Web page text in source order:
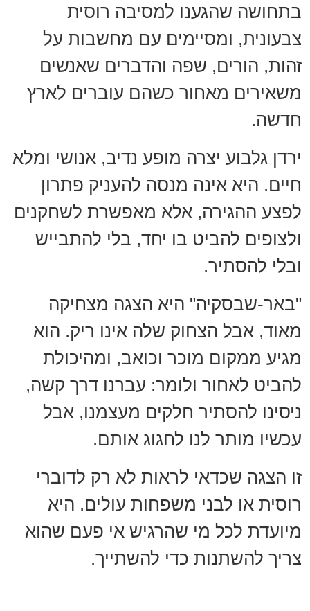
בתחושה שהגענו למסיבה רוסית
צבעונית, ומסיימים עם מחשבות על
זהות, הורים, שפה והדברים שאנשים
משאירים מאחור כשהם עוברים לארץ
חדשה.
ירדן גלבוע יצרה מופע נדיב, אנושי ומלא
חיים. היא אינה מנסה להעניק פתרון
לפצע ההגירה, אלא מאפשרת לשחקנים
ולצופים להביט בו יחד, בלי להתבייש
ובלי להסתיר.
"באר-שבסקיה" היא הצגה מצחיקה
מאוד, אבל הצחוק שלה אינו ריק. הוא
מגיע ממקום מוכר וכואב, ומהיכולת
להביט לאחור ולומר: עברנו דרך קשה,
ניסינו להסתיר חלקים מעצמנו, אבל
עכשיו מותר לנו לחגוג אותם.
זו הצגה שכדאי לראות לא רק לדוברי
רוסית או לבני משפחות עולים. היא
מיועדת לכל מי שהרגיש אי פעם שהוא
צריך להשתנות כדי להשתייך.